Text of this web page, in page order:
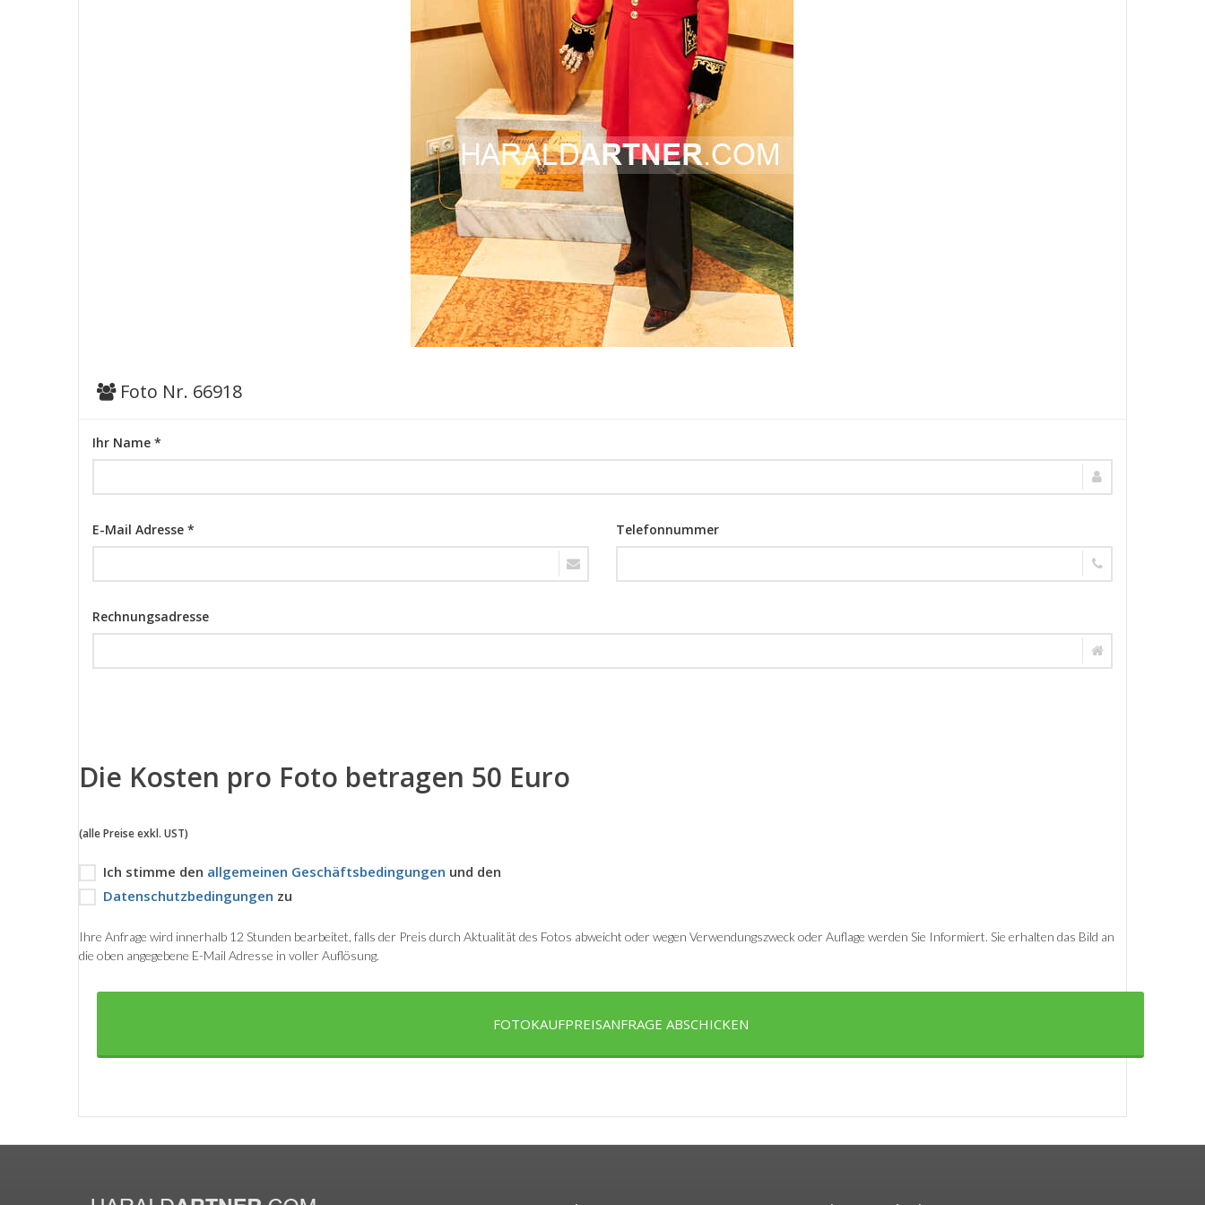
Foto Nr. 66918
Ihr Name *
E-Mail Adresse * Telefonnummer
Rechnungsadresse
Die Kosten pro Foto betragen 50 Euro
(alle Preise exkl. UST)
Ich stimme den allgemeinen Geschäftsbedingungen und den
Datenschutzbedingungen zu
Ihre Anfrage wird innerhalb 12 Stunden bearbeitet, falls der Preis durch Aktualität des Fotos abweicht oder wegen Verwendungszweck oder Auflage werden Sie Informiert. Sie erhalten das Bild an
die oben angegebene E-Mail Adresse in voller Auflösung.
FOTOKAUFPREISANFRAGE ABSCHICKEN